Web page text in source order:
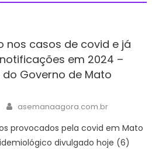
nos casos de covid e já
em 2024 –
Governo de Mato
Author
asemanaagora.com.br
provocados pela covid em Mato
divulgado hoje (6)